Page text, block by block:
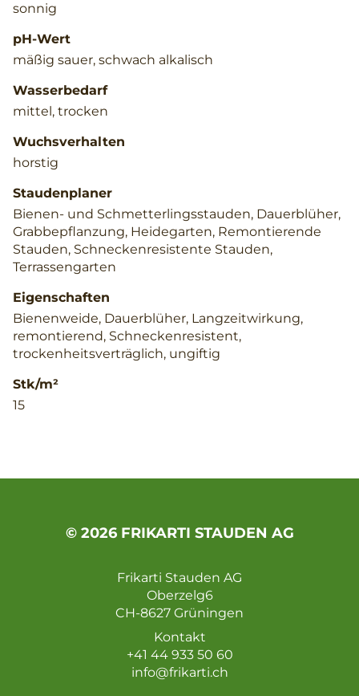
sonnig
pH-Wert
mäßig sauer, schwach alkalisch
Wasserbedarf
mittel, trocken
Wuchsverhalten
horstig
Staudenplaner
Bienen- und Schmetterlingsstauden, Dauerblüher,
Grabbepflanzung, Heidegarten, Remontierende
Stauden, Schneckenresistente Stauden,
Terrassengarten
Eigenschaften
Bienenweide, Dauerblüher, Langzeitwirkung,
remontierend, Schneckenresistent,
trockenheitsverträglich, ungiftig
Stk/m²
15
© 2026 FRIKARTI STAUDEN AG
Frikarti Stauden AG
Oberzelg6
CH-8627 Grüningen
Kontakt
+41 44 933 50 60
info@frikarti.ch